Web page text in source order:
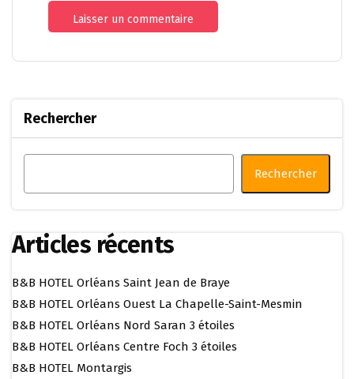
Rechercher
Rechercher
Articles récents
B&B HOTEL Orléans Saint Jean de Braye
B&B HOTEL Orléans Ouest La Chapelle-Saint-Mesmin
B&B HOTEL Orléans Nord Saran 3 étoiles
B&B HOTEL Orléans Centre Foch 3 étoiles
B&B HOTEL Montargis